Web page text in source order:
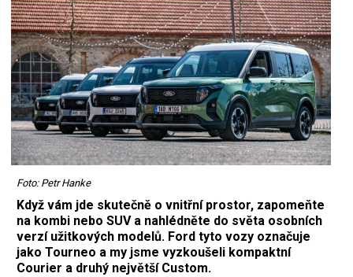
Foto: Petr Hanke
Když vám jde skutečně o vnitřní prostor, zapomeňte
na kombi nebo SUV a nahlédněte do světa osobních
verzí užitkových modelů. Ford tyto vozy označuje
jako Tourneo a my jsme vyzkoušeli kompaktní
Courier a druhý největší Custom.